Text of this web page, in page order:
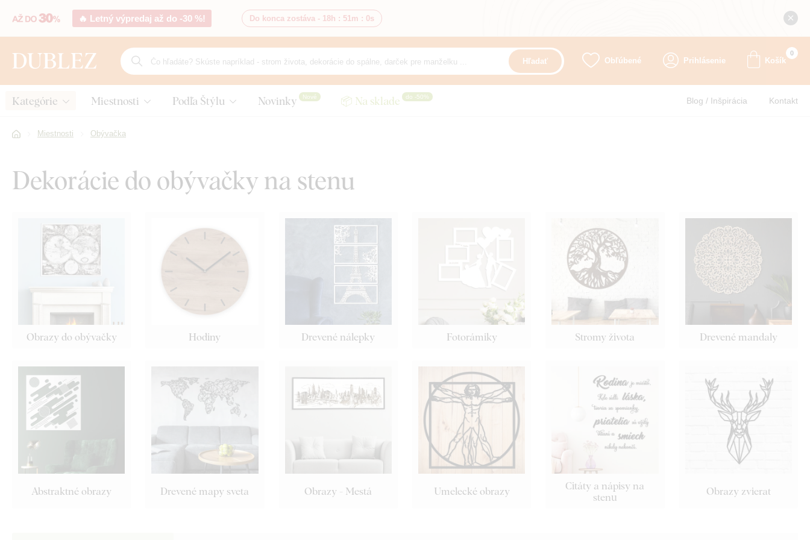
🔥 Letný výpredaj až do -30 %! Do konca zostáva - 18h : 50m : 58s
Hľadať Obľúbené Prihlásenie Košík
0
Kategórie Miestnosti Podľa Štýlu Novinky Nové 📦 Na sklade do -50% Blog / Inšpirácia Kontakt
Miestnosti Obývačka
Dekorácie do obývačky na stenu
Obrazy do obývačky Hodiny Drevené nálepky Fotorámiky Stromy života Drevené mandaly
Abstraktné obrazy Drevené mapy sveta Obrazy - Mestá Umelecké obrazy
Citáty a nápisy na
stenu
Obrazy zvierat